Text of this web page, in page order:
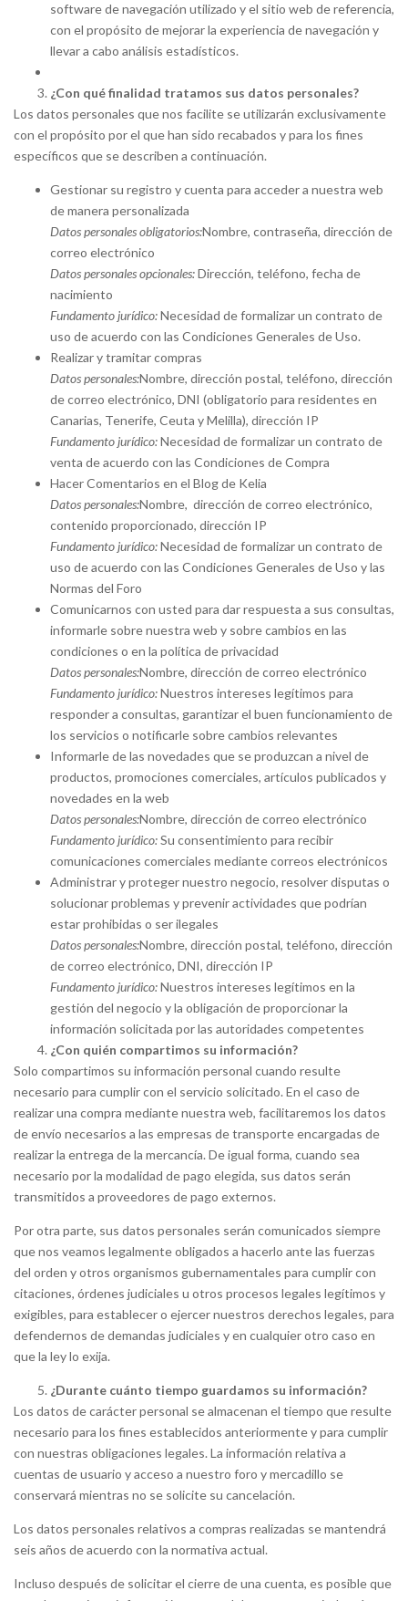
software de navegación utilizado y el sitio web de referencia,
con el propósito de mejorar la experiencia de navegación y
llevar a cabo análisis estadísticos.
¿Con qué finalidad tratamos sus datos personales?
Los datos personales que nos facilite se utilizarán exclusivamente
con el propósito por el que han sido recabados y para los fines
específicos que se describen a continuación.
Gestionar su registro y cuenta para acceder a nuestra web
de manera personalizada
Datos personales obligatorios:Nombre, contraseña, dirección de
correo electrónico
Datos personales opcionales:Dirección, teléfono, fecha de
nacimiento
Fundamento jurídico:Necesidad de formalizar un contrato de
uso de acuerdo con las Condiciones Generales de Uso.
Realizar y tramitar compras
Datos personales:Nombre, dirección postal, teléfono, dirección
de correo electrónico, DNI (obligatorio para residentes en
Canarias, Tenerife, Ceuta y Melilla), dirección IP
Fundamento jurídico:Necesidad de formalizar un contrato de
venta de acuerdo con las Condiciones de Compra
Hacer Comentarios en el Blog de Kelia
Datos personales:Nombre, dirección de correo electrónico,
contenido proporcionado, dirección IP
Fundamento jurídico:Necesidad de formalizar un contrato de
uso de acuerdo con las Condiciones Generales de Uso y las
Normas del Foro
Comunicarnos con usted para dar respuesta a sus consultas,
informarle sobre nuestra web y sobre cambios en las
condiciones o en la política de privacidad
Datos personales:Nombre, dirección de correo electrónico
Fundamento jurídico:Nuestros intereses legítimos para
responder a consultas, garantizar el buen funcionamiento de
los servicios o notificarle sobre cambios relevantes
Informarle de las novedades que se produzcan a nivel de
productos, promociones comerciales, artículos publicados y
novedades en la web
Datos personales:Nombre, dirección de correo electrónico
Fundamento jurídico:Su consentimiento para recibir
comunicaciones comerciales mediante correos electrónicos
Administrar y proteger nuestro negocio, resolver disputas o
solucionar problemas y prevenir actividades que podrían
estar prohibidas o ser ilegales
Datos personales:Nombre, dirección postal, teléfono, dirección
de correo electrónico, DNI, dirección IP
Fundamento jurídico:Nuestros intereses legítimos en la
gestión del negocio y la obligación de proporcionar la
información solicitada por las autoridades competentes
¿Con quién compartimos su información?
Solo compartimos su información personal cuando resulte
necesario para cumplir con el servicio solicitado. En el caso de
realizar una compra mediante nuestra web, facilitaremos los datos
de envío necesarios a las empresas de transporte encargadas de
realizar la entrega de la mercancía. De igual forma, cuando sea
necesario por la modalidad de pago elegida, sus datos serán
transmitidos a proveedores de pago externos.
Por otra parte, sus datos personales serán comunicados siempre
que nos veamos legalmente obligados a hacerlo ante las fuerzas
del orden y otros organismos gubernamentales para cumplir con
citaciones, órdenes judiciales u otros procesos legales legítimos y
exigibles, para establecer o ejercer nuestros derechos legales, para
defendernos de demandas judiciales y en cualquier otro caso en
que la ley lo exija.
¿Durante cuánto tiempo guardamos su información?
Los datos de carácter personal se almacenan el tiempo que resulte
necesario para los fines establecidos anteriormente y para cumplir
con nuestras obligaciones legales. La información relativa a
cuentas de usuario y acceso a nuestro foro y mercadillo se
conservará mientras no se solicite su cancelación.
Los datos personales relativos a compras realizadas se mantendrá
seis años de acuerdo con la normativa actual.
Incluso después de solicitar el cierre de una cuenta, es posible que